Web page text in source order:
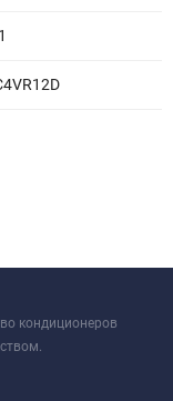
кондиционеров